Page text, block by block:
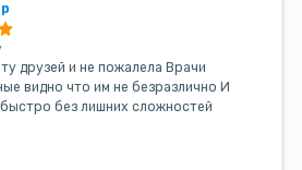
друзей и не пожалела Врачи
видно что им не безразлично И
без лишних сложностей